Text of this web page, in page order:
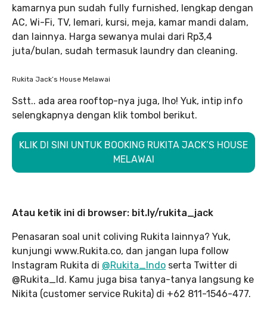
kamarnya pun sudah fully furnished, lengkap dengan
AC, Wi-Fi, TV, lemari, kursi, meja, kamar mandi dalam,
dan lainnya. Harga sewanya mulai dari Rp3,4
juta/bulan, sudah termasuk laundry dan cleaning.
Rukita Jack’s House Melawai
Sstt.. ada area rooftop-nya juga, lho! Yuk, intip info
selengkapnya dengan klik tombol berikut.
KLIK DI SINI UNTUK BOOKING RUKITA JACK’S HOUSE
MELAWAI
Atau ketik ini di browser: bit.ly/rukita_jack
Penasaran soal unit coliving Rukita lainnya? Yuk,
kunjungi www.Rukita.co, dan jangan lupa follow
Instagram Rukita di @Rukita_Indo serta Twitter di
@Rukita_Id. Kamu juga bisa tanya-tanya langsung ke
Nikita (customer service Rukita) di +62 811-1546-477.